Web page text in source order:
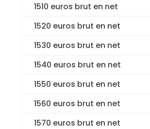
1510 euros brut en net
1520 euros brut en net
1530 euros brut en net
1540 euros brut en net
1550 euros brut en net
1560 euros brut en net
1570 euros brut en net